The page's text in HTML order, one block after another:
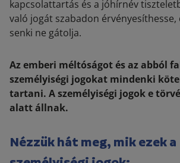
kapcsolattartás és a jóhírnév
való jogát szabadon
senki ne gátolja.
Az emberi méltóságot és az abból
személyiségi jogokat mindenki
tartani. A személyiségi jogok e
alatt állnak.
Nézzük hát meg, mik ezek a